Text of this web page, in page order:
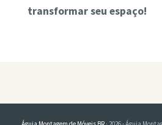
transformar seu espaço!